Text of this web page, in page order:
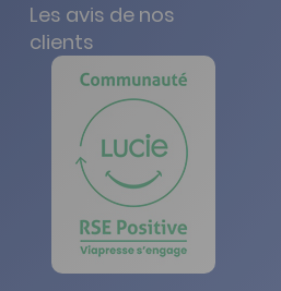
Les avis de nos
clients